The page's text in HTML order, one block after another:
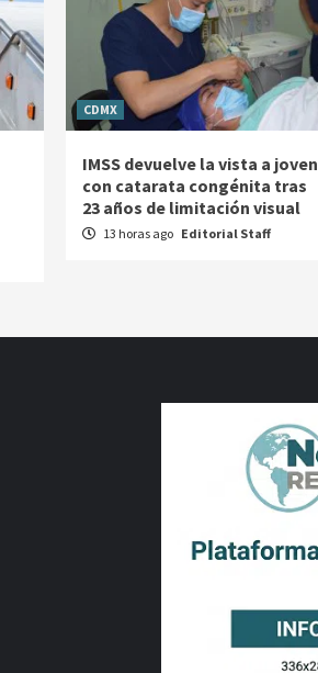
CDMX
IMSS devuelve la vista a joven
con catarata congénita tras
23 años de limitación visual
13 horas ago Editorial Staff